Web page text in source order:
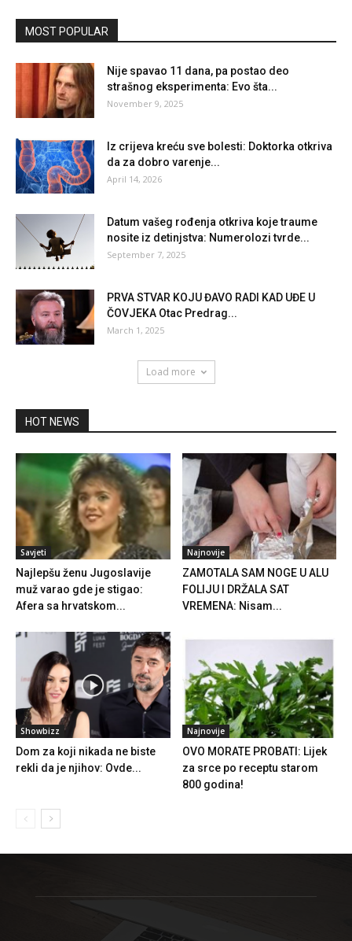
MOST POPULAR
Nije spavao 11 dana, pa postao deo
strašnog eksperimenta: Evo šta...
November 9, 2025
Iz crijeva kreću sve bolesti: Doktorka otkriva
da za dobro varenje...
April 14, 2026
Datum vašeg rođenja otkriva koje traume
nosite iz detinjstva: Numerolozi tvrde...
September 7, 2025
PRVA STVAR KOJU ĐAVO RADI KAD UĐE U
ČOVJEKA Otac Predrag...
March 1, 2025
Load more
HOT NEWS
Savjeti
Najlepšu ženu Jugoslavije
muž varao gde je stigao:
Afera sa hrvatskom...
Najnovije
ZAMOTALA SAM NOGE U ALU
FOLIJU I DRŽALA SAT
VREMENA: Nisam...
Showbizz
Dom za koji nikada ne biste
rekli da je njihov: Ovde...
Najnovije
OVO MORATE PROBATI: Lijek
za srce po receptu starom
800 godina!